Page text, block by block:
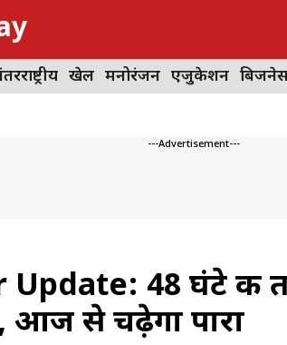
खेल मनोरंजन एजुकेशन
---Advertisement---
48 घंटे की
आज से चढ़ेगा पारा